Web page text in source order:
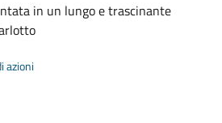
in un lungo e trascinante
azioni